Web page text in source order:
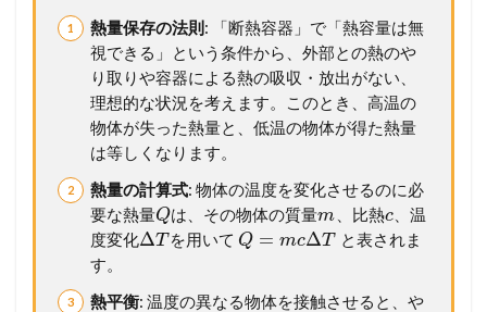
熱量保存の法則: 「断熱容器」で「熱容量は無
視できる」という条件から、外部との熱のや
り取りや容器による熱の吸収・放出がない、
理想的な状況を考えます。このとき、高温の
物体が失った熱量と、低温の物体が得た熱量
は等しくなります。
熱量の計算式: 物体の温度を変化させるのに必
要な熱量Qは、その物体の質量m 、比熱c 、温
度変化ΔT を用いて Q = mcΔT
と表されま
す。
熱平衡: 温度の異なる物体を接触させると、や